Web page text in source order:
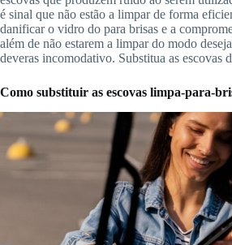
é sinal que não estão a limpar de forma
danificar o vidro do para brisas e a
além de não estarem a limpar do modo
deveras incomodativo. Substitua as escovas
Como substituir as escovas limpa-para-